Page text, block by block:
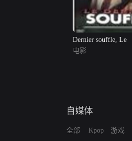
Dernier souffle, Le
电影
自媒体
全部 Kpop 游戏